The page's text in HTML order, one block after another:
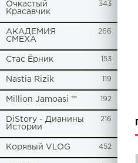
Очкастый
Красавчик
343
АКАДЕМИЯ
СМЕХА
266
Стас Ёрник 153
Nastia Rizik 119
Million Jamoasi ™ 192
DiStory - Дианины
Истории
216
Корявый VLOG 452